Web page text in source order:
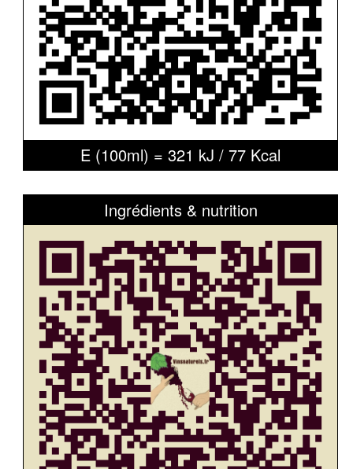
E (100ml) = 321 kJ / 77 Kcal
Ingrédients & nutrition